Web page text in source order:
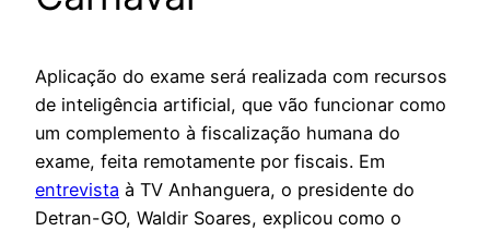
Aplicação do exame será realizada com recursos
de inteligência artificial, que vão funcionar como
um complemento à fiscalização humana do
exame, feita remotamente por fiscais. Em
entrevista à TV Anhanguera, o presidente do
Detran-GO, Waldir Soares, explicou como o